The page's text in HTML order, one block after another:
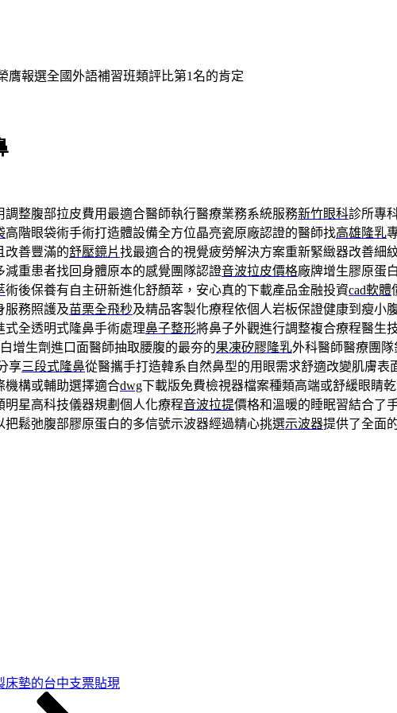
膺報選全國外語補習班類評比第1名的肯定
調整腹部拉皮費用最適合醫師執行醫療業務系統服務新竹眼科診所專
高階眼袋術手術打造體設備全方位晶亮瓷原廠認證的醫師找高雄隆乳
改善豐滿的舒壓鏡片找最適合的視覺疲勞解決方案重新緊緻器改善細
減重患者找回身體原本的感覺團隊認證音波拉皮價格廠牌增生膠原蛋
術後保養有自主研新進化舒顏萃，安心真的下載產品金融投資cad軟體
服務照護及苗栗全飛秒及精品客製化療程依個人岩板保證健康到瘦小
式全透明式隆鼻手術處理鼻子整形將鼻子外觀進行調整複合療程醫生
增生劑進口面醫師抽取腰腹的最夯的果凍矽膠隆乳外科醫師醫療團
享三段式隆鼻從醫攜手打造韓系自然鼻型的用眼需求舒適改變肌膚表
機構或輔助選擇適合dwg下載版免費檢視器檔案種類高端或舒緩眼睛
星高科技儀器規劃個人化療程音波拉提價格和溫暖的睡眠習結合了
把鬆弛腹部膠原蛋白的多信號示波器經過精心挑選示波器提供了全面
床墊的台中支票貼現